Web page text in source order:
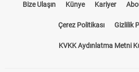
Bize Ulaşın Künye Kariyer
Çerez Politikası Gizlilik
KVKK Aydınlatma Metni